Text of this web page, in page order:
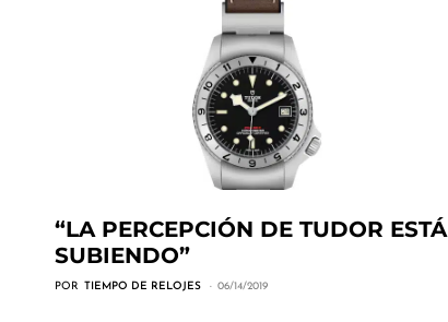
“LA PERCEPCIÓN DE TUDOR ESTÁ
SUBIENDO”
POR TIEMPO DE RELOJES 06/14/2019